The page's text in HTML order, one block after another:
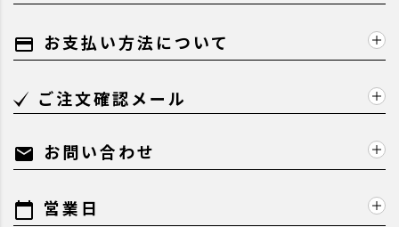
payment お支払い方法について
ご注文確認メール
mail お問い合わせ
calendar_today 営業日